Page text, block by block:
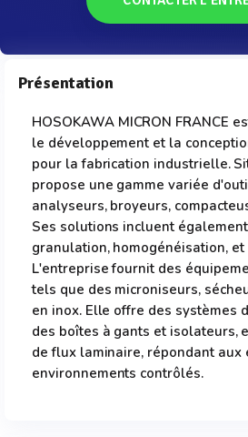
Présentation
HOSOKAWA MICRON FRANCE
le développement et la
pour la fabrication industrielle.
propose une gamme variée
analyseurs, broyeurs,
Ses solutions incluent
granulation, homogénéisation,
L'entreprise fournit des
tels que des microniseurs,
en inox. Elle offre des systèmes
des boîtes à gants et isolateurs,
de flux laminaire, répondant aux
environnements contrôlés.